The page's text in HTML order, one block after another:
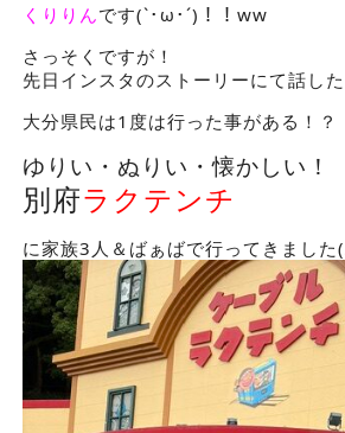
くりりんです(`･ω･´)！！ww
さっそくですが！
先日インスタのストーリーにて話した
大分県民は1度は行った事がある！？
ゆりい・ぬりい・懐かしい！
別府ラクテンチ
に家族3人＆ばぁばで行ってきまし